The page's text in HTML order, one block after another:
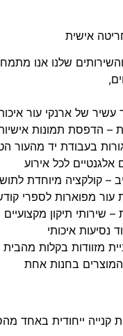
אישית
שלנו אנו
של ארנקי עור
– הדפסת תמונות
בעבודת יד מהעור
אלגנטיים לכל אירוע
– קולקציה מיוחדת
עור מפוארות לספרי
– שירותי תיקון מקצועיים
נסיעות איכותי
מזוודות בקלות מהבית
בחנות אחת
קנייה ייחודית באחד